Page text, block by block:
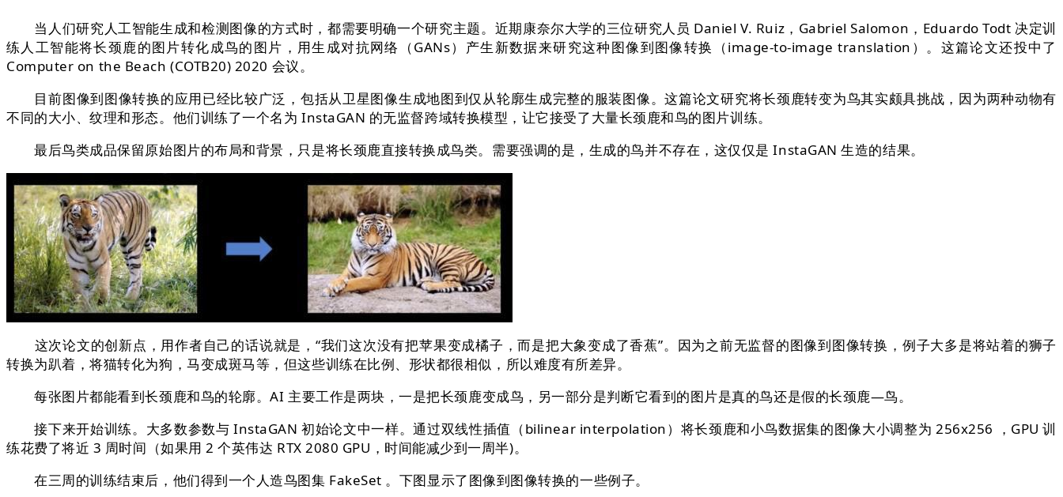
当人们研究人工智能生成和检测图像的方式时，都需要明确一个研究主题。近期康奈尔大学的三位研究人员 Daniel V. Ruiz，Gabriel Salomon，Eduardo Todt 决定训
练人工智能将长颈鹿的图片转化成鸟的图片，用生成对抗网络（GANs）产生新数据来研究这种图像到图像转换（image-to-image translation）。这篇论文还投中了
Computer on the Beach (COTB20) 2020 会议。
目前图像到图像转换的应用已经比较广泛，包括从卫星图像生成地图到仅从轮廓生成完整的服装图像。这篇论文研究将长颈鹿转变为鸟其实颇具挑战，因为两种动物有
不同的大小、纹理和形态。他们训练了一个名为 InstaGAN 的无监督跨域转换模型，让它接受了大量长颈鹿和鸟的图片训练。
最后鸟类成品保留原始图片的布局和背景，只是将长颈鹿直接转换成鸟类。需要强调的是，生成的鸟并不存在，这仅仅是 InstaGAN 生造的结果。
这次论文的创新点，用作者自己的话说就是，“我们这次没有把苹果变成橘子，而是把大象变成了香蕉”。因为之前无监督的图像到图像转换，例子大多是将站着的狮子
转换为趴着，将猫转化为狗，马变成斑马等，但这些训练在比例、形状都很相似，所以难度有所差异。
每张图片都能看到长颈鹿和鸟的轮廓。AI 主要工作是两块，一是把长颈鹿变成鸟，另一部分是判断它看到的图片是真的鸟还是假的长颈鹿—鸟。
接下来开始训练。大多数参数与 InstaGAN 初始论文中一样。通过双线性插值（bilinear interpolation）将长颈鹿和小鸟数据集的图像大小调整为 256x256 ，GPU 训
练花费了将近 3 周时间（如果用 2 个英伟达 RTX 2080 GPU，时间能减少到一周半)。
在三周的训练结束后，他们得到一个人造鸟图集 FakeSet 。下图显示了图像到图像转换的一些例子。